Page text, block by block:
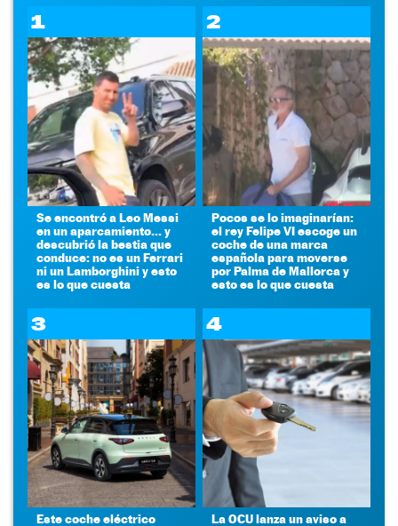
1
Se encontró a Leo Messi
en un aparcamiento... y
descubrió la bestia que
conduce: no es un Ferrari
ni un Lamborghini y esto
es lo que cuesta
2
Pocos se lo imaginarían:
el rey Felipe VI escoge un
coche de una marca
española para moverse
por Palma de Mallorca y
esto es lo que cuesta
3
Este coche eléctrico
4
La OCU lanza un aviso a